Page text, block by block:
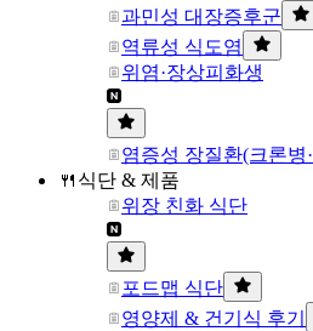
과민성 대장증후군
역류성 식도염
위염·장상피화생
염증성 장질환(크론병
🍴식단 & 제품
위장 친화 식단
포드맵 식단
영양제 & 건기식 후기